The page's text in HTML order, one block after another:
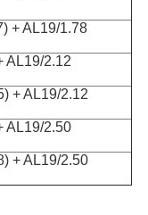
+ AL19/1.78
AL19/2.12
+ AL19/2.12
AL19/2.50
+ AL19/2.50